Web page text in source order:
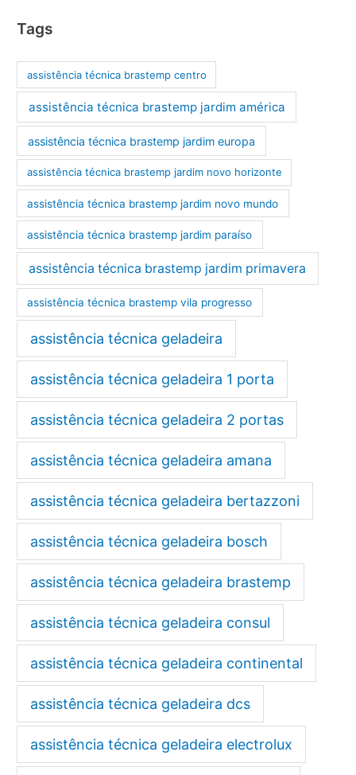
Tags
assistência técnica brastemp centro
assistência técnica brastemp jardim américa
assistência técnica brastemp jardim europa
assistência técnica brastemp jardim novo horizonte
assistência técnica brastemp jardim novo mundo
assistência técnica brastemp jardim paraíso
assistência técnica brastemp jardim primavera
assistência técnica brastemp vila progresso
assistência técnica geladeira
assistência técnica geladeira 1 porta
assistência técnica geladeira 2 portas
assistência técnica geladeira amana
assistência técnica geladeira bertazzoni
assistência técnica geladeira bosch
assistência técnica geladeira brastemp
assistência técnica geladeira consul
assistência técnica geladeira continental
assistência técnica geladeira dcs
assistência técnica geladeira electrolux